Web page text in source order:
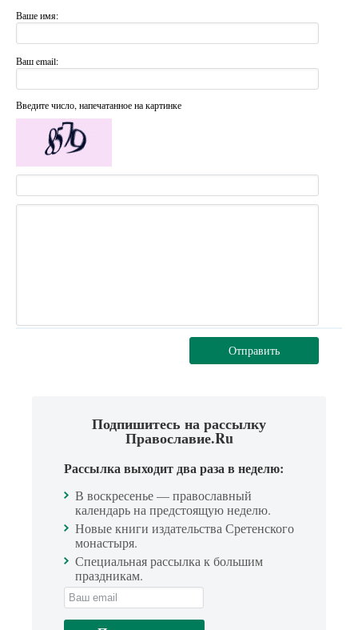
Ваше имя:
Ваш email:
Введите число, напечатанное на картинке
Отправить
Подпишитесь на рассылку
Православие.Ru
Рассылка выходит два раза в неделю:
В воскресенье — православный
календарь на предстоящую неделю.
Новые книги издательства Сретенского
монастыря.
Специальная рассылка к большим
праздникам.